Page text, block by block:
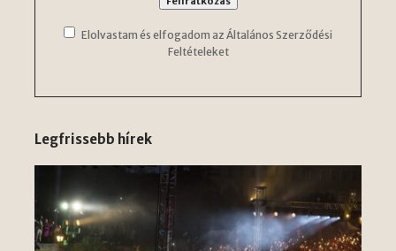
Elolvastam és elfogadom az Általános Szerződési
Feltételeket
Legfrissebb hírek